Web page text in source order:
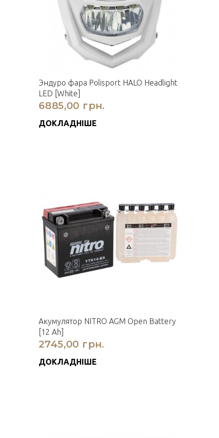
Эндуро фара Polisport HALO Headlight
LED [White]
6885,00 грн.
ДОКЛАДНІШЕ
Акумулятор NITRO AGM Open Battery
[12 Ah]
2745,00 грн.
ДОКЛАДНІШЕ